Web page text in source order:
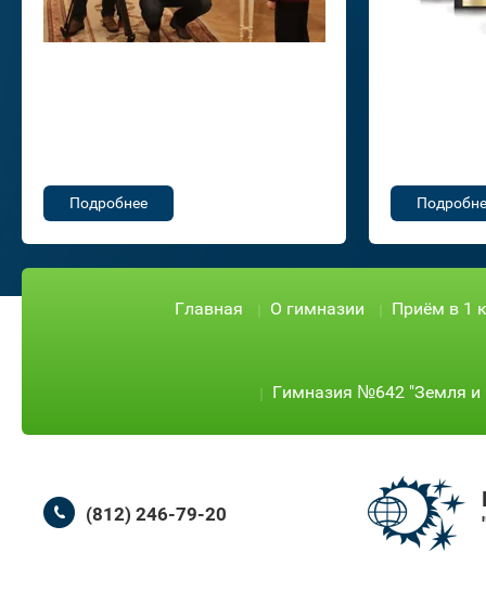
Подробнее
Главная О гимназии Приём в 1
Гимназия №642 "Земля и
(812) 246-79-20